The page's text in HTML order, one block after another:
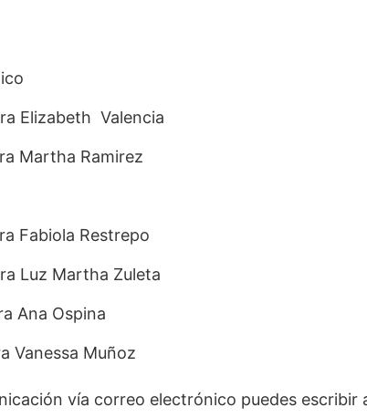
Elizabeth Valencia
Martha Ramirez
Fabiola Restrepo
Luz Martha Zuleta
Ana Ospina
Vanessa Muñoz
vía correo electrónico puedes escribir